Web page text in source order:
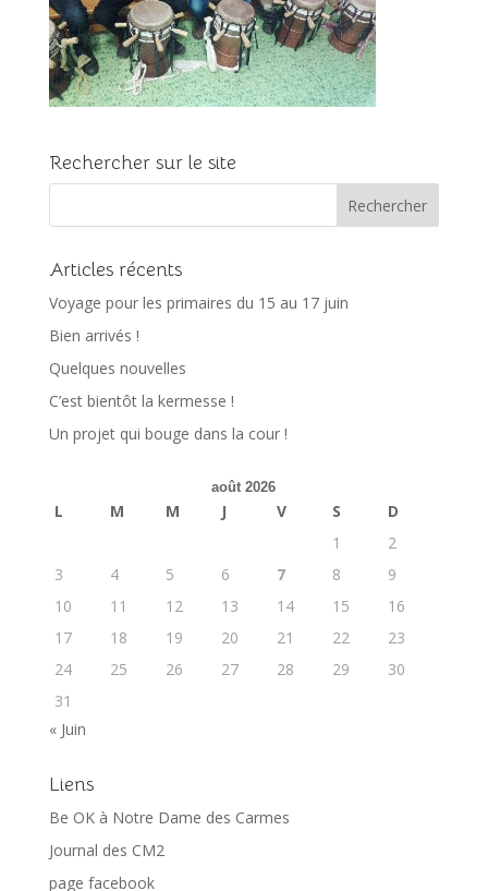
Rechercher sur le site
Articles récents
Voyage pour les primaires du 15 au 17 juin
Bien arrivés !
Quelques nouvelles
C’est bientôt la kermesse !
Un projet qui bouge dans la cour !
août 2026
L M M J V S
D
1
2
3
4 5 6 7 8
9
10
11 12 13 14 15
16
17
18 19 20 21 22
23
24
25 26 27 28 29
30
31
« Juin
Liens
Be OK à Notre Dame des Carmes
Journal des CM2
page facebook